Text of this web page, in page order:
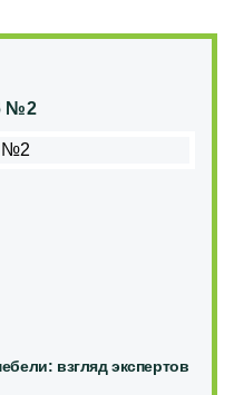
№2
взгляд экспертов